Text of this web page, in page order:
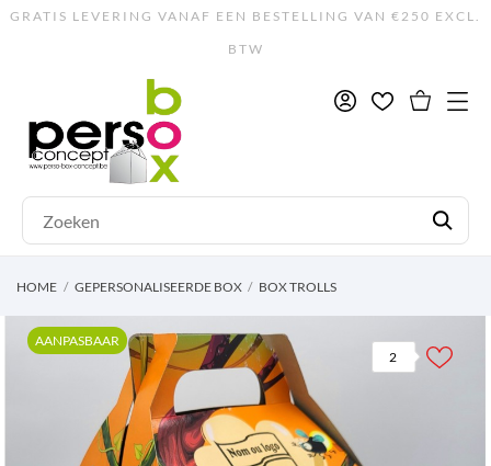
GRATIS LEVERING VANAF EEN BESTELLING VAN €250 EXCL.
BTW
HOME GEPERSONALISEERDE BOX BOX TROLLS
2
AANPASBAAR